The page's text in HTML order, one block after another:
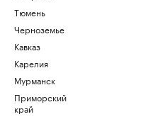
Тюмень
Черноземье
Кавказ
Карелия
Мурманск
Приморский
край